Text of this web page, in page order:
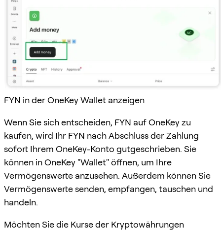
FYN in der OneKey Wallet anzeigen
Wenn Sie sich entscheiden, FYN auf OneKey zu
kaufen, wird Ihr FYN nach Abschluss der Zahlung
sofort Ihrem OneKey-Konto gutgeschrieben. Sie
können in OneKey "Wallet" öffnen, um Ihre
Vermögenswerte anzusehen. Außerdem können Sie
Vermögenswerte senden, empfangen, tauschen und
handeln.
Möchten Sie die Kurse der Kryptowährungen